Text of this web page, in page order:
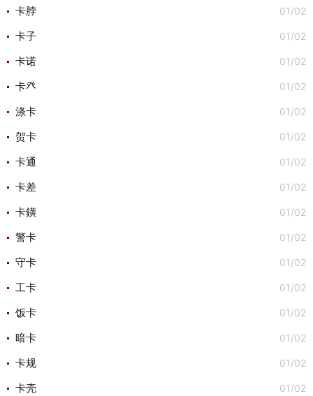
01/02
卡脖
01/02
卡子
01/02
卡诺
01/02
卡癶
01/02
涤卡
01/02
贺卡
01/02
卡通
01/02
卡差
01/02
卡鐄
01/02
警卡
01/02
守卡
01/02
工卡
01/02
饭卡
01/02
暗卡
01/02
卡规
01/02
卡壳